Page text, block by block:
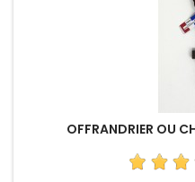
OFFRANDRIER OU